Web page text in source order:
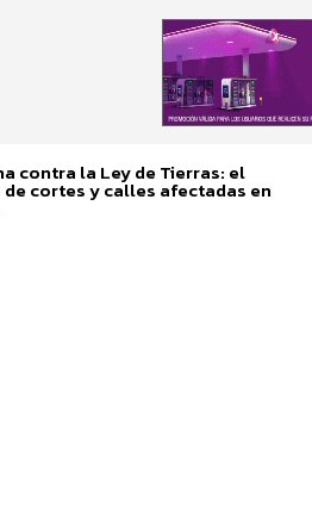
contra la Ley de Tierras: el
de cortes y calles afectadas en